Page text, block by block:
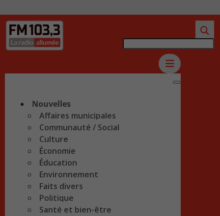
Nouvelles
Affaires municipales
Communauté / Social
Culture
Économie
Éducation
Environnement
Faits divers
Politique
Santé et bien-être